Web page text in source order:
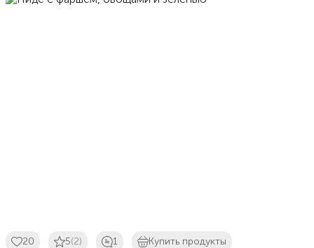
20 5(2) 1 Купить продукты